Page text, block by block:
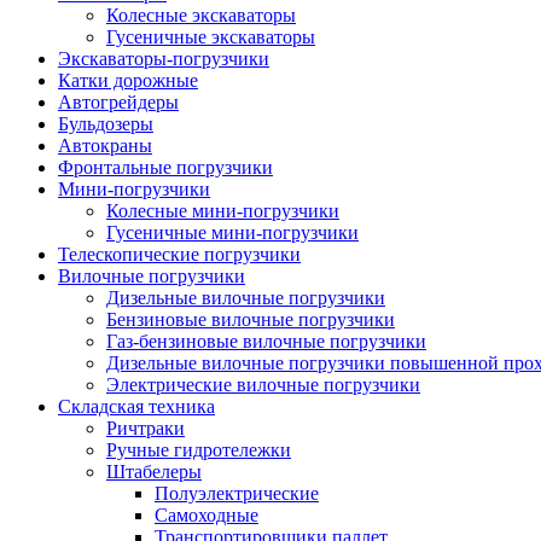
Колесные экскаваторы
Гусеничные экскаваторы
Экскаваторы-погрузчики
Катки дорожные
Автогрейдеры
Бульдозеры
Автокраны
Фронтальные погрузчики
Мини-погрузчики
Колесные мини-погрузчики
Гусеничные мини-погрузчики
Телескопические погрузчики
Вилочные погрузчики
Дизельные вилочные погрузчики
Бензиновые вилочные погрузчики
Газ-бензиновые вилочные погрузчики
Дизельные вилочные погрузчики повышенной
Электрические вилочные погрузчики
Складская техника
Ричтраки
Ручные гидротележки
Штабелеры
Полуэлектрические
Самоходные
Транспортировщики паллет